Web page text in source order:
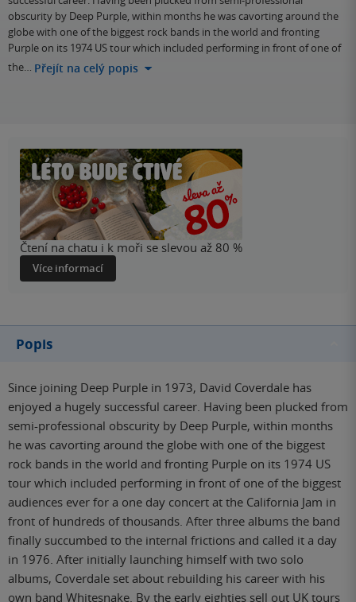
obscurity by Deep Purple, within months he was cavorting around the
globe with one of the biggest rock bands in the world and fronting
Purple on its 1974 US tour which included performing in front of one of
the… Přejít na celý popis
Čtení na chatu i k moři se slevou až 80 %
Více informací
Popis
Since joining Deep Purple in 1973, David Coverdale has
enjoyed a hugely successful career. Having been plucked from
semi-professional obscurity by Deep Purple, within months
he was cavorting around the globe with one of the biggest
rock bands in the world and fronting Purple on its 1974 US
tour which included performing in front of one of the biggest
audiences ever for a one day concert at the California Jam in
front of hundreds of thousands. After three albums the band
finally succumbed to the internal frictions and called it a day
in 1976. After initially launching himself with two solo
albums, Coverdale set about rebuilding his career with his
own band Whitesnake. By the early eighties sell out UK tours